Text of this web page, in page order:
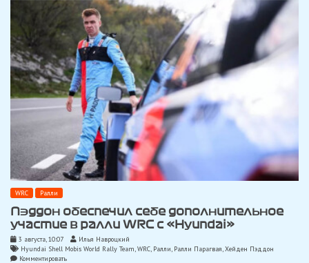
WRC Ралли
Пэддон обеспечил себе дополнительное
участие в ралли WRC с «Hyundai»
3 августа, 10:07
Илья Навроцкий
Hyundai Shell Mobis World Rally Team,WRC, Ралли, Ралли Парагвая,Хейден Пэддон
Комментироватьon